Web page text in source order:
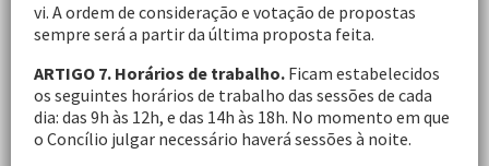
vi. A ordem de consideração e votação de propostas
sempre será a partir da última proposta feita.
ARTIGO 7. Horários de trabalho. Ficam estabelecidos
os seguintes horários de trabalho das sessões de cada
dia: das 9h às 12h, e das 14h às 18h. No momento em que
o Concílio julgar necessário haverá sessões à noite.